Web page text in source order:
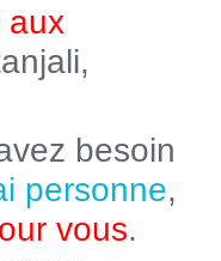
aux
besoin
personne,
vous.